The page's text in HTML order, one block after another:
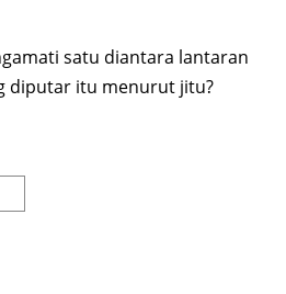
satu diantara lantaran
diputar itu menurut jitu?